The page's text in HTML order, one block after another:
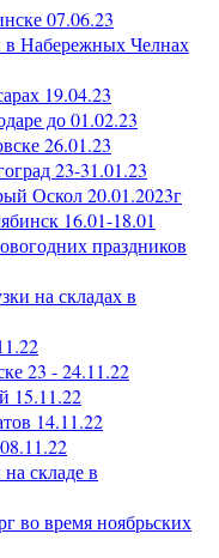
07.06.23
в Набережных Челнах
19.04.23
до 01.02.23
26.01.23
23-31.01.23
Оскол 20.01.2023г
16.01-18.01
праздников
на складах в
23 - 24.11.22
15.11.22
14.11.22
складе в
во время ноябрьских